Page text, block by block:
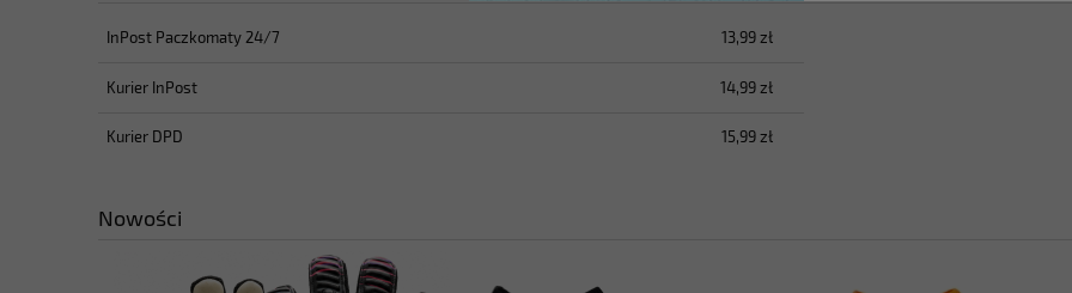
InPost Paczkomaty 24/7 13,99 zł
Kurier InPost 14,99 zł
Kurier DPD 15,99 zł
Nowości